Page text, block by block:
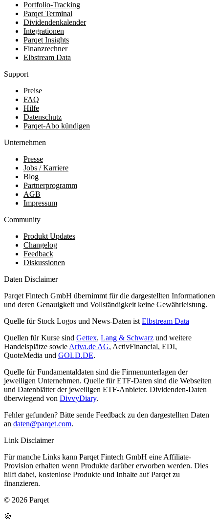
Portfolio-Tracking
Parqet Terminal
Dividendenkalender
Integrationen
Parqet Insights
Finanzrechner
Elbstream Data
Support
Preise
FAQ
Hilfe
Datenschutz
Parqet-Abo kündigen
Unternehmen
Presse
Jobs / Karriere
Blog
Partnerprogramm
AGB
Impressum
Community
Produkt Updates
Changelog
Feedback
Diskussionen
Daten Disclaimer
Parqet Fintech GmbH übernimmt für die dargestellten Informationen
und deren Genauigkeit und Vollständigkeit keine Gewährleistung.
Quelle für Stock Logos und News-Daten ist Elbstream Data
Quellen für Kurse sind Gettex, Lang & Schwarz und weitere
Handelsplätze sowie Ariva.de AG, ActivFinancial, EDI,
QuoteMedia und GOLD.DE.
Quelle für Fundamentaldaten sind die Firmenunterlagen der
jeweiligen Unternehmen. Quelle für ETF-Daten sind die Webseiten
und Datenblätter der jeweiligen ETF-Anbieter. Dividenden-Daten
überwiegend von DivvyDiary.
Fehler gefunden? Bitte sende Feedback zu den dargestellten Daten
an daten@parqet.com.
Link Disclaimer
Für manche Links kann Parqet Fintech GmbH eine Affiliate-
Provision erhalten wenn Produkte darüber erworben werden. Dies
hilft dabei, kostenlose Produkte und Inhalte auf Parqet zu
finanzieren.
© 2026 Parqet
🍪